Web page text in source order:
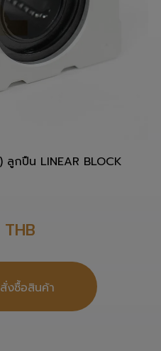
ลูกปืน LINEAR BLOCK
THB
สั่งซื้อสินค้า